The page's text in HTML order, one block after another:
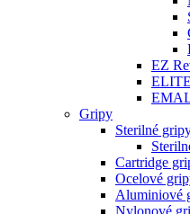
EZ
Gripy
Sterilné
Cartridge
Ocelové
Aluminiové
Nylonové